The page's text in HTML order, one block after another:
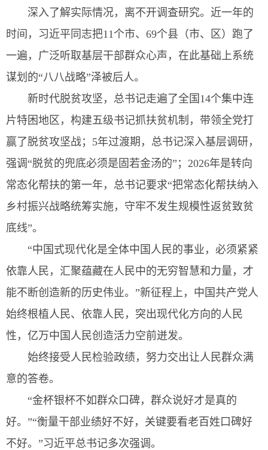
深入了解实际情况，离不开调查研究。近一年的
时间，习近平同志把11个市、69个县（市、区）跑了
一遍，广泛听取基层干部群众心声，在此基础上系统
谋划的“八八战略”泽被后人。
新时代脱贫攻坚，总书记走遍了全国14个集中连
片特困地区，构建五级书记抓扶贫机制，带领全党打
赢了脱贫攻坚战；5年过渡期，总书记深入基层调研，
强调“脱贫的兜底必须是固若金汤的”；2026年是转向
常态化帮扶的第一年，总书记要求“把常态化帮扶纳入
乡村振兴战略统筹实施，守牢不发生规模性返贫致贫
底线”。
“中国式现代化是全体中国人民的事业，必须紧紧
依靠人民，汇聚蕴藏在人民中的无穷智慧和力量，才
能不断创造新的历史伟业。”新征程上，中国共产党人
始终根植人民、依靠人民，突出现代化方向的人民
性，亿万中国人民创造活力空前迸发。
始终接受人民检验政绩，努力交出让人民群众满
意的答卷。
“金杯银杯不如群众口碑，群众说好才是真的
好。”“衡量干部业绩好不好，关键要看老百姓口碑好
不好。”习近平总书记多次强调。